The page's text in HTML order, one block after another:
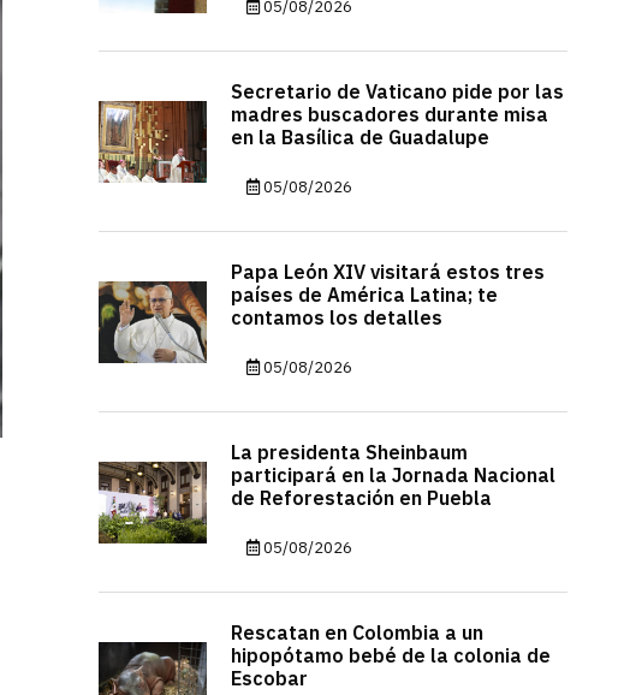
05/08/2026
Secretario de Vaticano pide por las
madres buscadores durante misa
en la Basílica de Guadalupe
05/08/2026
Papa León XIV visitará estos tres
países de América Latina; te
contamos los detalles
05/08/2026
La presidenta Sheinbaum
participará en la Jornada Nacional
de Reforestación en Puebla
05/08/2026
Rescatan en Colombia a un
hipopótamo bebé de la colonia de
Escobar